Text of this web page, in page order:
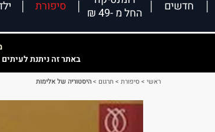
חדשים
החל מ -49 ₪
סיפורת
באתר זה ניתנת
ראשי >סיפורת > תרגום >היסטוריה של אלימות